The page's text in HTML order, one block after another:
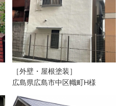
［外壁・屋根塗装］
広島県広島市中区幟町H様